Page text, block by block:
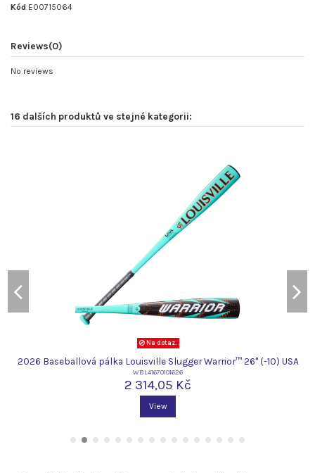
Kód E00715064
Reviews(0)
No reviews
16 dalších produktů ve stejné kategorii:
Na dotaz.
2026 Baseballová pálka Louisville Slugger Warrior™ 26" (-10) USA
WBL41670101626
2 314,05 Kč
View